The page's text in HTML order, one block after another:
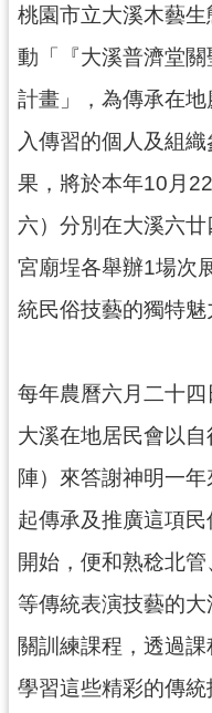
資
訊
展
覽
民
服
務
動
究
學
資
源
認
木
博
訊
桃園市立大溪木藝
動「『大溪普濟堂
計畫」，為傳承在
入傳習的個人及組
果，將於本年10月
六）分別在大溪六
宮廟埕各舉辦1場次
統民俗技藝的獨特魅
每年農曆六月二十四
大溪在地居民會以
陣）來答謝神明一
起傳承及推廣這項
開始，便和熟稔北
等傳統表演技藝的
關訓練課程，透過
學習這些精彩的傳